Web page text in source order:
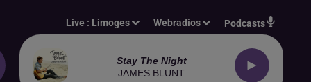
Live : Limoges Webradios Podcasts
Stay The Night
JAMES BLUNT